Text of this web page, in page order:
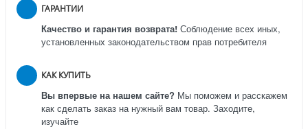
ГАРАНТИИ
Качество и гарантия возврата! Соблюдение всех иных,
установленных законодательством прав потребителя
КАК КУПИТЬ
Вы впервые на нашем сайте? Мы поможем и расскажем
как сделать заказ на нужный вам товар. Заходите,
изучайте